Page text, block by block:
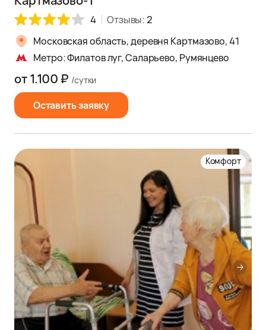
4 Отзывы: 2
Московская область, деревня Картмазово, 41
Метро: Филатов луг, Саларьево, Румянцево
Оставить заявку
от 1.100 ₽ /сутки
Комфорт